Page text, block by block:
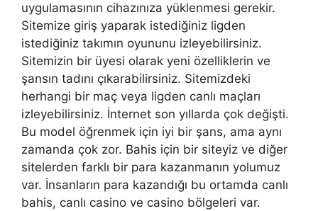
uygulamasının cihazınıza yüklenmesi gerekir.
Sitemize giriş yaparak istediğiniz ligden
istediğiniz takımın oyununu izleyebilirsiniz.
Sitemizin bir üyesi olarak yeni özelliklerin ve
şansın tadını çıkarabilirsiniz. Sitemizdeki
herhangi bir maç veya ligden canlı maçları
izleyebilirsiniz. İnternet son yıllarda çok değişti.
Bu model öğrenmek için iyi bir şans, ama aynı
zamanda çok zor. Bahis için bir siteyiz ve diğer
sitelerden farklı bir para kazanmanın yolumuz
var. İnsanların para kazandığı bu ortamda canlı
bahis, canlı casino ve casino bölgeleri var.